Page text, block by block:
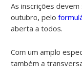
As inscrições
outubro, pelo
aberta a todos.
Com um amplo
também a